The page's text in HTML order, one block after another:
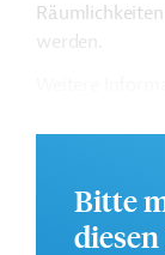
werden.
undBitte